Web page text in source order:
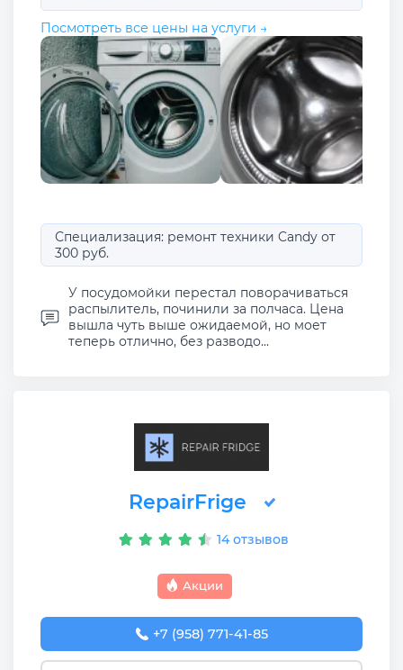
Посмотреть все цены на услуги →
Специализация: ремонт техники Candy от
300 руб.
У посудомойки перестал поворачиваться
распылитель, починили за полчаса. Цена
вышла чуть выше ожидаемой, но моет
теперь отлично, без разводо...
RepairFrige
14 отзывов
Акции
+7 (958) 771-41-85